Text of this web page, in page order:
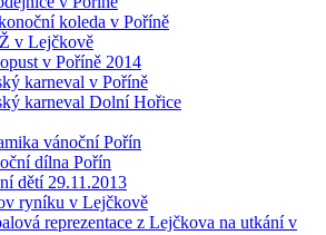
koleda v Poříně
v Lejčkově
v Poříně 2014
karneval v Poříně
karneval Dolní Hořice
vánoční Pořín
dílna Pořín
dětí 29.11.2013
ryníku v Lejčkově
reprezentace z Lejčkova na utkání v